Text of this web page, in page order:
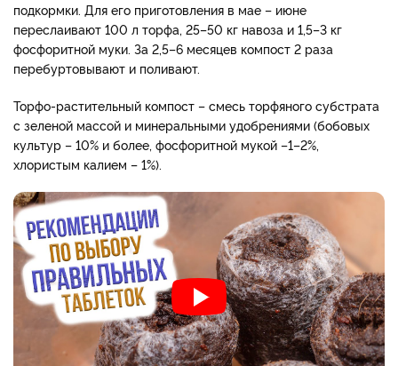
подкормки. Для его приготовления в мае – июне
переслаивают 100 л торфа, 25–50 кг навоза и 1,5–3 кг
фосфоритной муки. За 2,5–6 месяцев компост 2 раза
перебуртовывают и поливают.
Торфо-растительный компост – смесь торфяного субстрата
с зеленой массой и минеральными удобрениями (бобовых
культур – 10% и более, фосфоритной мукой –1–2%,
хлористым калием – 1%).